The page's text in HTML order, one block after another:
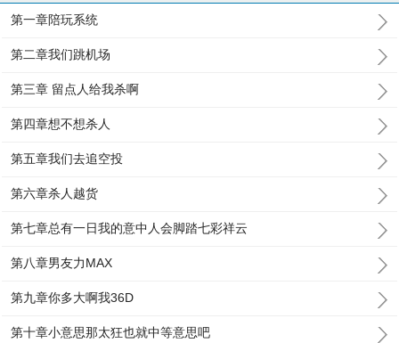
第一章陪玩系统
第二章我们跳机场
第三章 留点人给我杀啊
第四章想不想杀人
第五章我们去追空投
第六章杀人越货
第七章总有一日我的意中人会脚踏七彩祥云
第八章男友力MAX
第九章你多大啊我36D
第十章小意思那太狂也就中等意思吧